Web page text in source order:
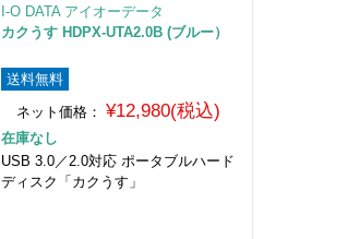
I-O DATA アイオーデータ
カクうす HDPX-UTA2.0B (ブルー）
送料無料
ネット価格： ¥12,980(税込)
在庫なし
USB 3.0／2.0対応 ポータブルハード
ディスク「カクうす」